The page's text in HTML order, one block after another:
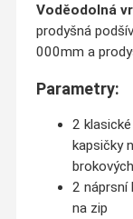
Voděodolná
prodyšná
000mm a
Parametry:
2
kapsičky
2 náprsní
na zip